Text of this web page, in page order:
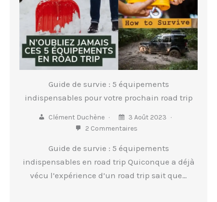
Guide de survie : 5 équipements
indispensables pour votre prochain road trip
Clément Duchène
3 Août 2023
2 Commentaires
Guide de survie : 5 équipements
indispensables en road trip Quiconque a déjà
vécu l’expérience d’un road trip sait que…